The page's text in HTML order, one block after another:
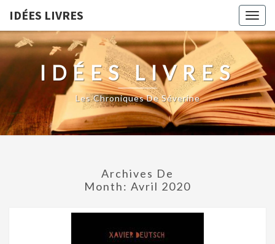
IDÉES LIVRES
IDÉES LIVRES
Les Chroniques De Séverine
Archives De
Month: Avril 2020